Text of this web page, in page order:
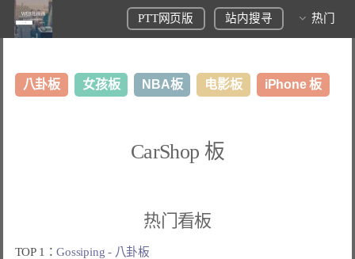
PTT网页版 站内搜寻 热门
八卦板 女孩板 NBA板 电影板 iPhone 板
CarShop 板
热门看板
TOP 1：Gossiping - 八卦板